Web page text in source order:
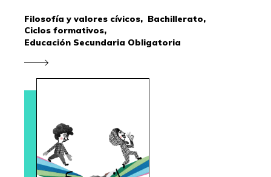
Filosofía y valores cívicos, Bachillerato,
Ciclos formativos,
Educación Secundaria Obligatoria